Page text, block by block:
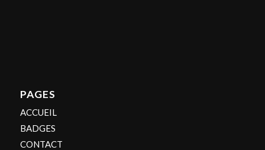
PAGES
ACCUEIL
BADGES
CONTACT